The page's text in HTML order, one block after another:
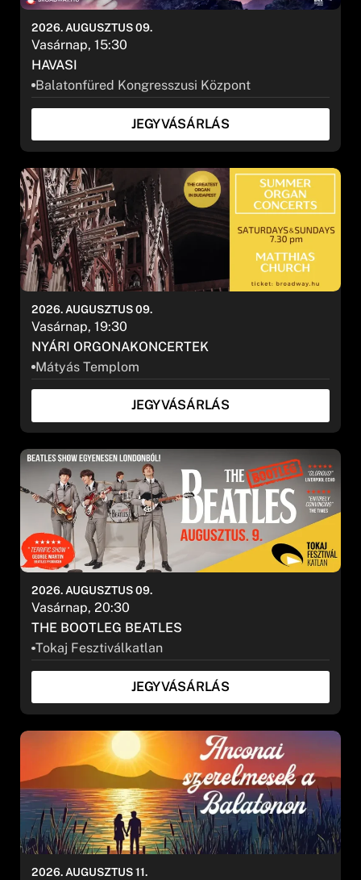
HAVASI
Balatonfüred Kongresszusi Központ
2026. AUGUSZTUS 09.
Vasárnap, 15:30
JEGYVÁSÁRLÁS
NYÁRI ORGONAKONCERTEK
Mátyás Templom
2026. AUGUSZTUS 09.
Vasárnap, 19:30
JEGYVÁSÁRLÁS
THE BOOTLEG BEATLES
Tokaj Fesztiválkatlan
2026. AUGUSZTUS 09.
Vasárnap, 20:30
JEGYVÁSÁRLÁS
2026. AUGUSZTUS 11.